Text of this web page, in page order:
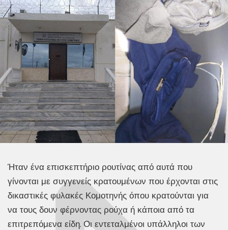
Ήταν ένα επισκεπτήριο ρουτίνας από αυτά που
γίνονται με συγγενείς κρατουμένων που έρχονται στις
δικαστικές φυλακές Κομοτηνής όπου κρατούνται για
να τους δουν φέρνοντας ρούχα ή κάποια από τα
επιτρεπόμενα είδη. Οι εντεταλμένοι υπάλληλοι των